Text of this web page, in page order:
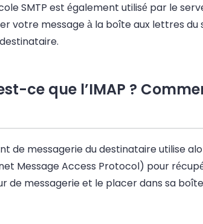
SMTP est également utilisé par le
votre message à la boîte aux lettres du
ce que l’IMAP ?
de messagerie du destinataire utilise
Message Access Protocol) pour
de messagerie et le placer dans sa